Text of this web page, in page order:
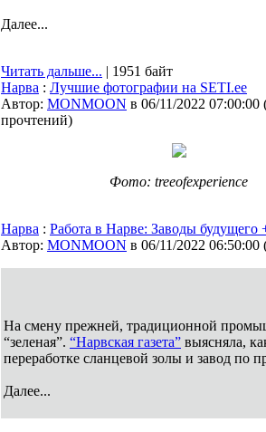
Далее...
Читать дальше... | 1951 байт
Нарва : Лучшие фотографии на SETI.ee
Автор: MONMOON в 06/11/2022 07:00:00
прочтений)
Фото: treeofexperience
Нарва : Работа в Нарве: Заводы будущего
Автор: MONMOON в 06/11/2022 06:50:00
На смену прежней, традиционной
“зеленая”. “Нарвская газета” выясняла,
переработке сланцевой золы и завод по
Далее...